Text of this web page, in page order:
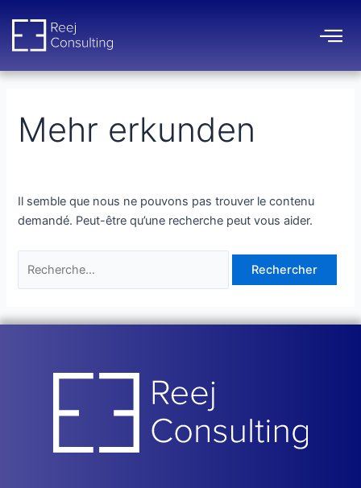
contenu
Mehr erkunden
Il semble que nous ne pouvons pas trouver le contenu
demandé. Peut-être qu’une recherche peut vous aider.